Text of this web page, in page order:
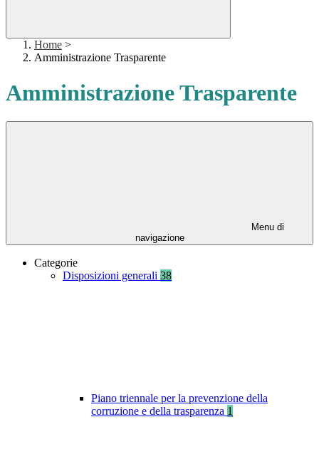
Home >
Amministrazione Trasparente
Amministrazione Trasparente
Menu di
navigazione
Categorie
Disposizioni generali 38
Piano triennale per la prevenzione della
corruzione e della trasparenza 1